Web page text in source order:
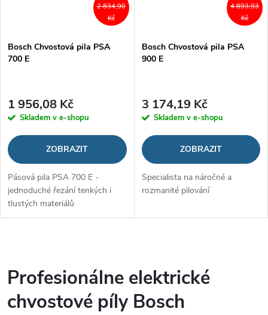
2 834,90
Kč
Bosch Chvostová pila PSA
700 E
1 956,08 Kč
Skladem v e-shopu
ZOBRAZIT
Pásová pila PSA 700 E -
jednoduché řezání tenkých i
tlustých materiálů
4 893,93
Kč
Bosch Chvostová pila PSA
900 E
3 174,19 Kč
Skladem v e-shopu
ZOBRAZIT
Specialista na náročné a
rozmanité pilování
v
l
Profesionálne elektrické
chvostové píly Bosch